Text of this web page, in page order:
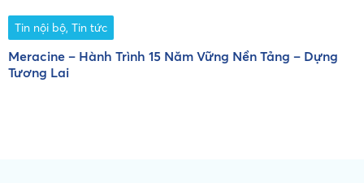
Tin nội bộ, Tin tức
Meracine – Hành Trình 15 Năm Vững Nền Tảng – Dựng
Tương Lai